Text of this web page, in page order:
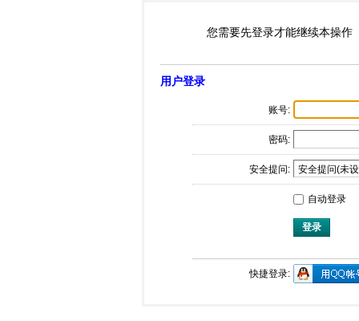
您需要先登录才能继续本操作
用户登录
账号:
密码:
安全提问:
自动登录
登录
快捷登录: